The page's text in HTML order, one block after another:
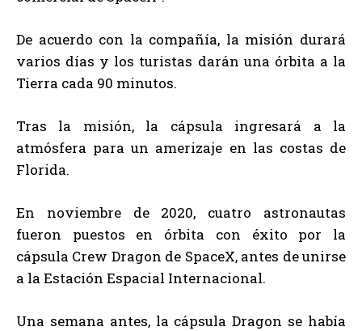
De acuerdo con la compañía, la misión durará
varios días y los turistas darán una órbita a la
Tierra cada 90 minutos.
Tras la misión, la cápsula ingresará a la
atmósfera para un amerizaje en las costas de
Florida.
En noviembre de 2020, cuatro astronautas
fueron puestos en órbita con éxito por la
cápsula Crew Dragon de SpaceX, antes de unirse
a la Estación Espacial Internacional.
Una semana antes, la cápsula Dragon se había